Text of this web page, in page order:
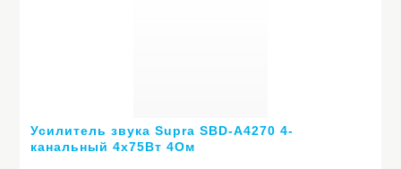
Усилитель звука Supra SBD-A4270 4-
канальный 4х75Вт 4Ом